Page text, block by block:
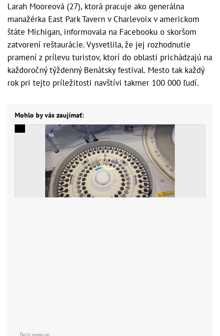
Larah Mooreová (27), ktorá pracuje ako generálna
manažérka East Park Tavern v Charlevoix v americkom
štáte Michigan, informovala na Facebooku o skoršom
zatvorení reštaurácie. Vysvetlila, že jej rozhodnutie
pramení z prílevu turistov, ktorí do oblasti prichádzajú na
každoročný týždenný Benátsky festival. Mesto tak každý
rok pri tejto príležitosti navštívi takmer 100 000 ľudí.
Mohlo by vás zaujímať: